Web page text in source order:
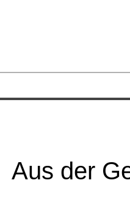
Aus der